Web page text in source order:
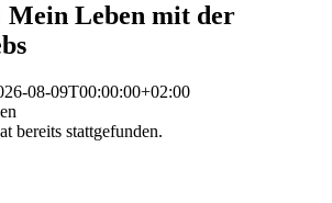
Leben mit der
08-09T00:00:00+02:00
bereits stattgefunden.